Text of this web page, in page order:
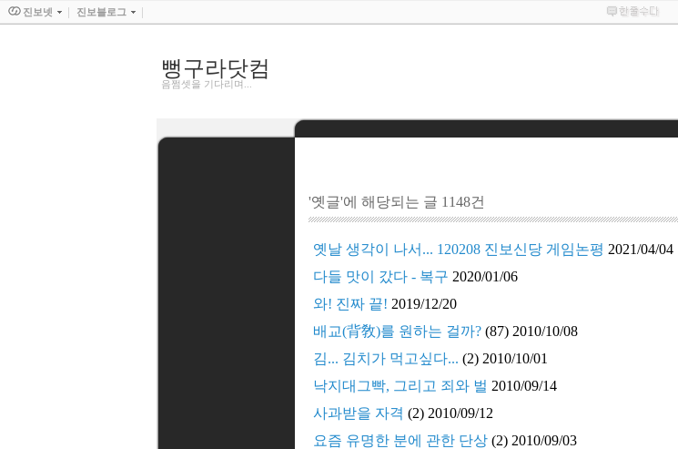
뻥구라닷컴
음쩜셋을 기다리며...
'옛글'에 해당되는 글 1148건
옛날 생각이 나서... 120208 진보신당 게임논평 2021/04/04
다들 맛이 갔다 - 복구 2020/01/06
와! 진짜 끝! 2019/12/20
배교(背敎)를 원하는 걸까? (87) 2010/10/08
김... 김치가 먹고싶다... (2) 2010/10/01
낙지대그빡, 그리고 죄와 벌 2010/09/14
사과받을 자격 (2) 2010/09/12
요즘 유명한 분에 관한 단상 (2) 2010/09/03
진보넷 진보블로그